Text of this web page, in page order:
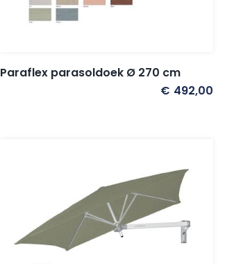
Paraflex parasoldoek Ø 270 cm
€ 492,00